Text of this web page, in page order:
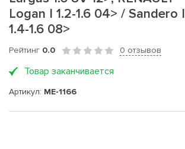
Logan I 1.2-1.6 04> / Sandero I
1.4-1.6 08>
Рейтинг 0.0 0 отзывов
Товар заканчивается
Артикул: ME-1166